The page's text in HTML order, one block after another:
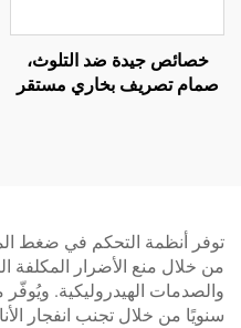
خصائص جيدة ضد التلوث،
صمام تصريف بخاري مستقر
توفر أنظمة التحكم في ضغط
من خلال منع الأضرار المكلفة
والصدمات الهيدروليكية. ويُوفّر
سنويًا من خلال تجنب انفجار